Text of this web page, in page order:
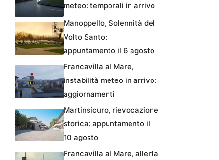
meteo: temporali in arrivo
Manoppello, Solennità del
Volto Santo:
appuntamento il 6 agosto
Francavilla al Mare,
instabilità meteo in arrivo:
aggiornamenti
Martinsicuro, rievocazione
storica: appuntamento il
10 agosto
Francavilla al Mare, allerta